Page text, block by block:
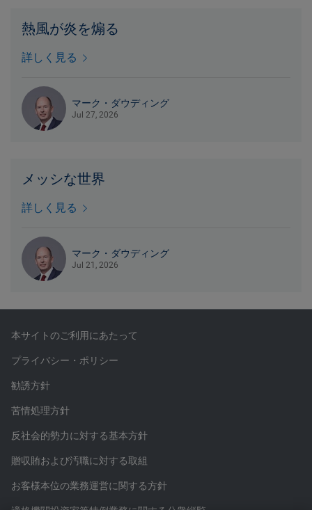
熱風が炎を煽る
詳しく見る
マーク・ダウディング
Jul 27, 2026
メッシな世界
詳しく見る
マーク・ダウディング
Jul 21, 2026
本サイトのご利用にあたって
プライバシー・ポリシー
勧誘方針
苦情処理方針
反社会的勢力に対する基本方針
贈収賄および汚職に対する取組
お客様本位の業務運営に関する方針